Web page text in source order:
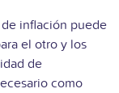
inflación puede
el otro y los
de
como